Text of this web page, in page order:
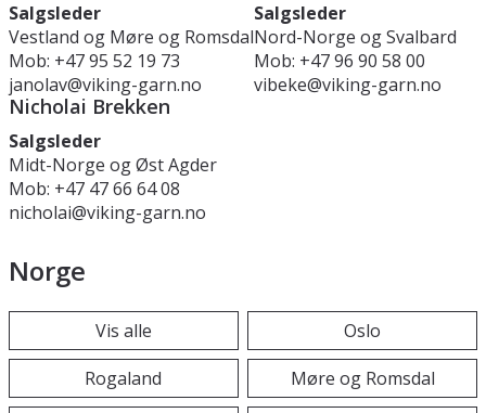
Salgsleder
Vestland og Møre og Romsdal
Mob: +47 95 52 19 73
janolav@viking-garn.no
Salgsleder
Nord-Norge og Svalbard
Mob: +47 96 90 58 00
vibeke@viking-garn.no
Nicholai Brekken
Salgsleder
Midt-Norge og Øst Agder
Mob: +47 47 66 64 08
nicholai@viking-garn.no
Norge
Vis alle
Oslo
Rogaland
Møre og Romsdal